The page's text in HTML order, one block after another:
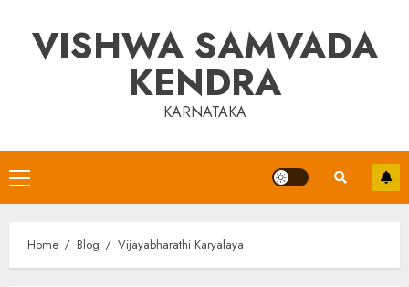
contentVISHWA SAMVADA
KENDRA
KARNATAKA
Primary
Menu
Home Blog Vijayabharathi Karyalaya